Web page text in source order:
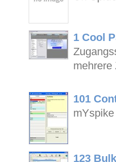
1 Cool
mehrere
101
123